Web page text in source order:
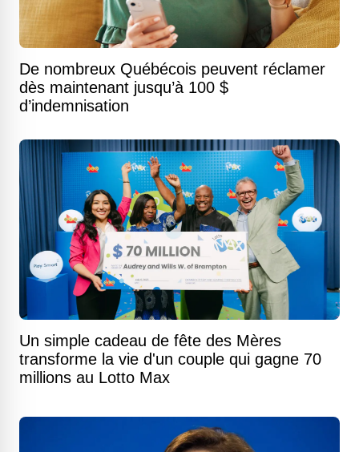
De nombreux Québécois peuvent réclamer
dès maintenant jusqu’à 100 $
d’indemnisation
Un simple cadeau de fête des Mères
transforme la vie d'un couple qui gagne 70
millions au Lotto Max